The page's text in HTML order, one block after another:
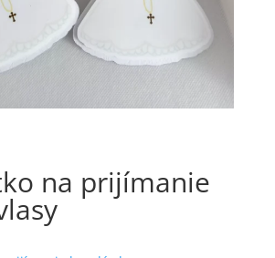
na prijímanie